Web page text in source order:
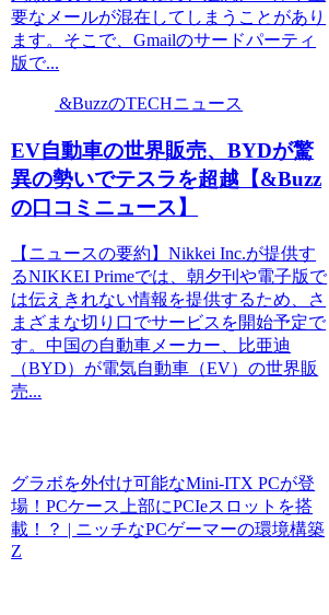
要なメールが混在してしまうことがあり
ます。そこで、Gmailのサードパーティ
版で...
&BuzzのTECHニュース
EV自動車の世界販売、BYDが驚
異の勢いでテスラを超越【&Buzz
の口コミニュース】
【ニュースの要約】Nikkei Inc.が提供す
るNIKKEI Primeでは、朝夕刊や電子版で
は伝えきれない情報を提供するため、さ
まざまな切り口でサービスを開始予定で
す。中国の自動車メーカー、比亜迪
（BYD）が電気自動車（EV）の世界販
売...
グラボを外付け可能なMini-ITX PCが登
場！PCケース上部にPCIeスロットを搭
載！？ | ニッチなPCゲーマーの環境構築
Z